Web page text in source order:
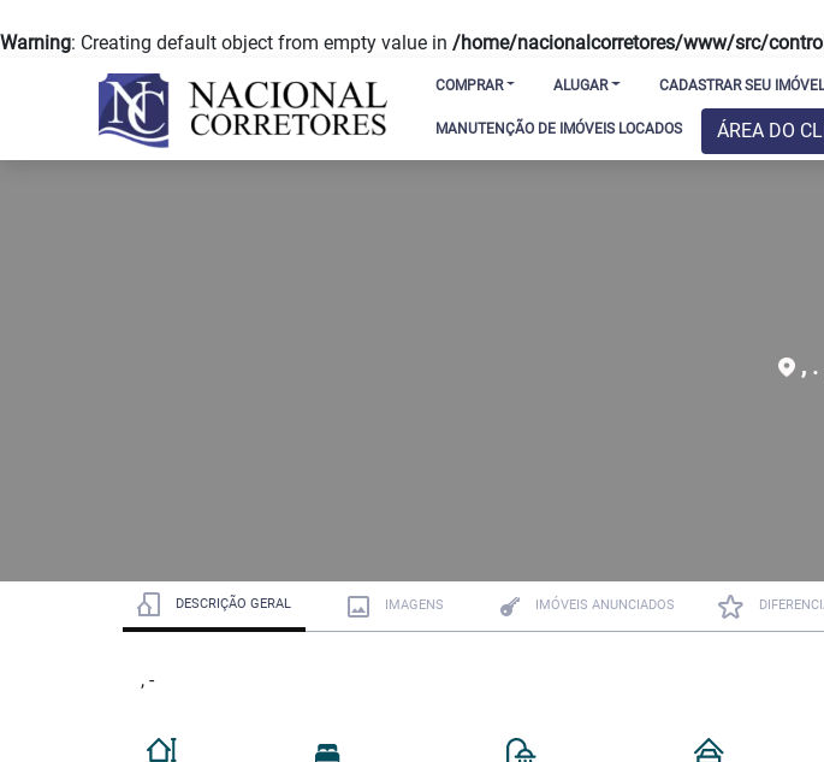
Warning: Creating default object from empty value in /home/nacionalcorretores/www/src/
COMPRAR ALUGAR CADASTRAR SEU IMÓVEL
MANUTENÇÃO DE IMÓVEIS LOCADOS ÁREA DO
, .
DESCRIÇÃO GERAL IMAGENS IMÓVEIS ANUNCIADOS
, -